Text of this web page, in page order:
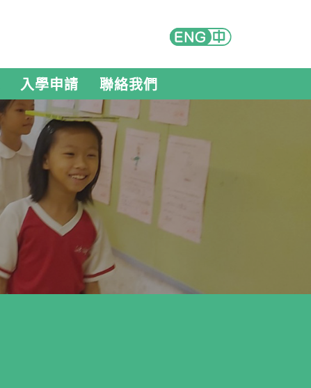
入學申請 聯絡我們